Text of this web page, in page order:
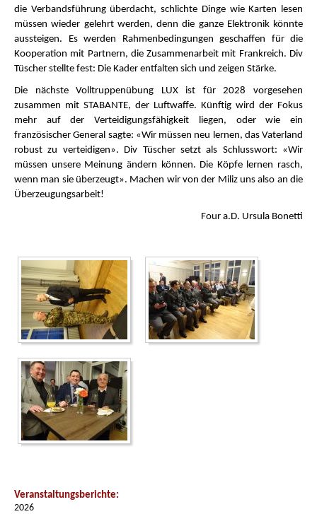
die Verbandsführung überdacht, schlichte Dinge wie Karten lesen
müssen wieder gelehrt werden, denn die ganze Elektronik könnte
aussteigen. Es werden Rahmenbedingungen geschaffen für die
Kooperation mit Partnern, die Zusammenarbeit mit Frankreich. Div
Tüscher stellte fest: Die Kader entfalten sich und zeigen Stärke.
Die nächste Volltruppenübung LUX ist für 2028 vorgesehen
zusammen mit STABANTE, der Luftwaffe. Künftig wird der Fokus
mehr auf der Verteidigungsfähigkeit liegen, oder wie ein
französischer General sagte: «Wir müssen neu lernen, das Vaterland
robust zu verteidigen». Div Tüscher setzt als Schlusswort: «Wir
müssen unsere Meinung ändern können. Die Köpfe lernen rasch,
wenn man sie überzeugt». Machen wir von der Miliz uns also an die
Überzeugungsarbeit!
Four a.D. Ursula Bonetti
Veranstaltungsberichte:
2026